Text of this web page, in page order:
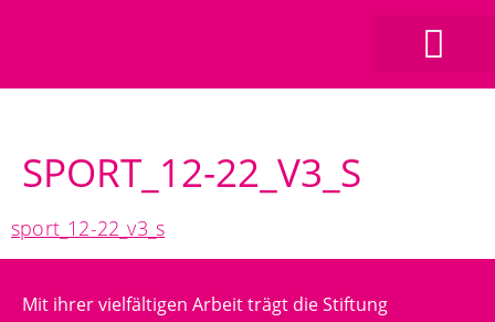
SPORT_12-22_V3_S
sport_12-22_v3_s
Mit ihrer vielfältigen Arbeit trägt die Stiftung